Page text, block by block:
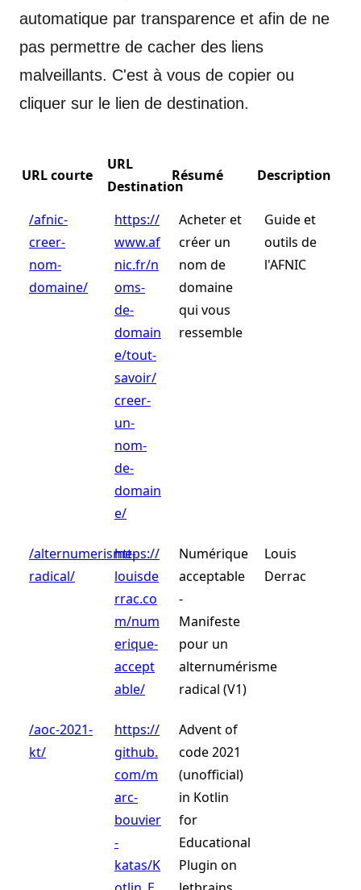
automatique par transparence et afin de ne
pas permettre de cacher des liens
malveillants. C'est à vous de copier ou
cliquer sur le lien de destination.
URL courte
URL
Destination
Résumé Description
/afnic-
creer-
nom-
domaine/
https://
www.af
nic.fr/n
oms-
de-
domain
e/tout-
savoir/
creer-
un-
nom-
de-
domain
e/
Acheter et
créer un
nom de
domaine
qui vous
ressemble
Guide et
outils de
l'AFNIC
/alternumerisme-
radical/
https://
louisde
rrac.co
m/num
erique-
accept
able/
Numérique
acceptable
-
Manifeste
pour un
alternumérisme
radical (V1)
Louis
Derrac
/aoc-2021-
kt/
https://
github.
com/m
arc-
bouvier
-
katas/K
Advent of
code 2021
(unofficial)
in Kotlin
for
Educational
Plugin on